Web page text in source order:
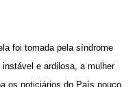
foi tomada pela síndrome
e ardilosa, a mulher
os noticiários do País pouco